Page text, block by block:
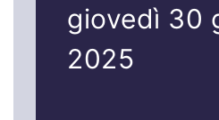
giovedì 30
2025